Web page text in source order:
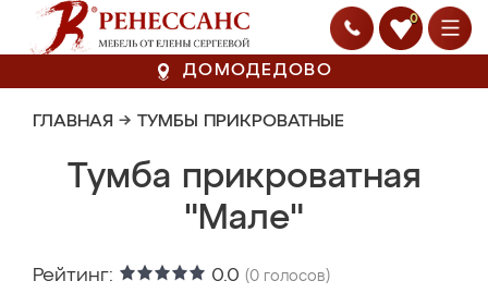
0
ДОМОДЕДОВО
ГЛАВНАЯ → ТУМБЫ ПРИКРОВАТНЫЕ
Тумба прикроватная
"Мале"
Рейтинг: 0.0 (0 голосов)